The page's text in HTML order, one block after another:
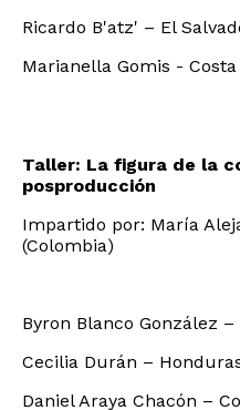
Ricardo B'atz' – El
Marianella Gomis - Costa
Taller: La figura de la
posproducción
Impartido por: María
(Colombia)
Byron Blanco González
Cecilia Durán –
Daniel Araya Chacón –